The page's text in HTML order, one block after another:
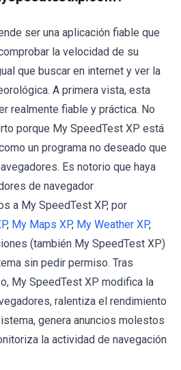
ser una aplicación fiable que
la velocidad de su
que buscar en internet y ver la
A primera vista, esta
realmente fiable y práctica. No
porque My SpeedTest XP está
un programa no deseado que
Es notorio que haya
de navegador
a My SpeedTest XP, por
, My Maps XP, My Weather XP,
(también My SpeedTest XP)
sin pedir permiso. Tras
My SpeedTest XP modifica la
ralentiza el rendimiento
genera anuncios molestos
la actividad de navegación